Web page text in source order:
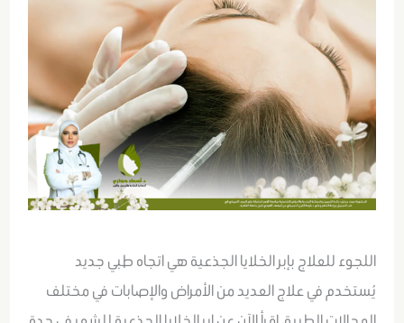
اللجوء للعلاج بإبر الخلايا الجذعية هي اتجاه طبي جديد
يُستخدم في علاج العديد من الأمراض والإصابات في مختلف